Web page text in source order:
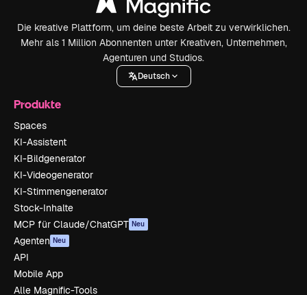
Die kreative Plattform, um deine beste Arbeit zu verwirklichen.
Mehr als 1 Million Abonnenten unter Kreativen, Unternehmen,
Agenturen und Studios.
Deutsch
Produkte
Spaces
KI-Assistent
KI-Bildgenerator
KI-Videogenerator
KI-Stimmengenerator
Stock-Inhalte
MCP für Claude/ChatGPT Neu
Agenten Neu
API
Mobile App
Alle Magnific-Tools